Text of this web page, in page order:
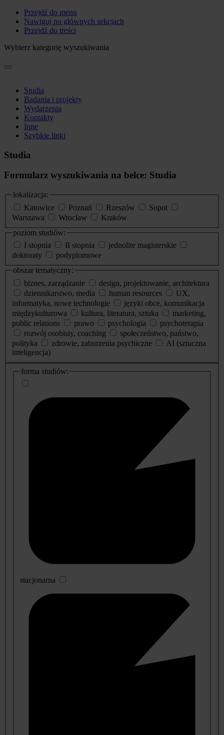
Przejdź do menu
Nawiguj po głównych sekcjach
Przejdź do treści
Wybierz kategorię wyszukiwania
Studia
Badania i projekty
Wydarzenia
Kontakty
Inne
Szybkie linki
Studia
Formularz wyszukiwania na belce: Studia
lokalizacja:
Katowice
Poznań Rzeszów
Sopot
Warszawa
Wrocław
Kraków
poziom studiów:
I stopnia
II stopnia
jednolite magisterskie
doktoraty
podyplomowe
obszar tematyczny:
biznes, zarządzanie
design, projektowanie, architektura
dziennikarstwo, media
human resources
UX,
informatyka, nowe technologie
języki obce, komunikacja
międzykulturowa
kultura, literatura, sztuka
marketing,
public relations
prawo psychologia
psychoterapia
rozwój osobisty, coaching
społeczeństwo, państwo,
polityka
zdrowie, zaburzenia psychiczne
AI (sztuczna
inteligencja)
dodatkowe
informacje
forma studiów:
stacjonarna